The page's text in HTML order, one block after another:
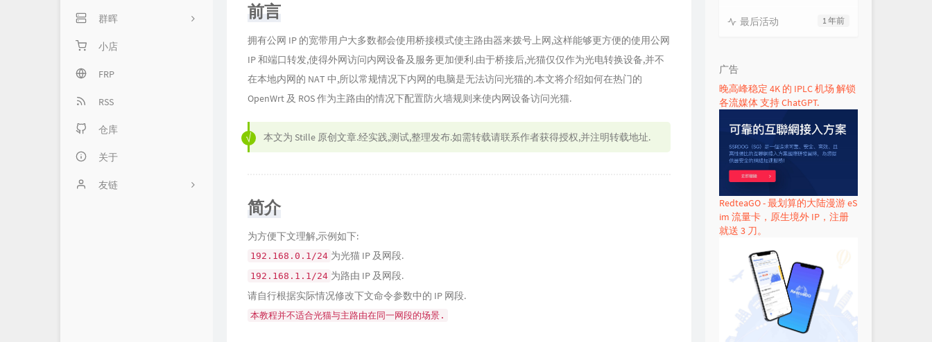
留言板
归档库
关于我
群晖
专栏首页
基础服务
网络服务
套件服务
高级服务
小店
FRP
RSS
仓库
关于
友链
前言
拥有公网 IP 的宽带用户大多数都会使用桥接模式使主路由器来拨号上网,这样能够更方便的使用公网
IP 和端口转发,使得外网访问内网设备及服务更加便利.由于桥接后,光猫仅仅作为光电转换设备,并不
在本地内网的 NAT 中,所以常规情况下内网的电脑是无法访问光猫的.本文将介绍如何在热门的
OpenWrt 及 ROS 作为主路由的情况下配置防火墙规则来使内网设备访问光猫.
本文为 Stille 原创文章.经实践,测试,整理发布.如需转载请联系作者获得授权,并注明转载地址.
简介
为方便下文理解,示例如下:
192.168.0.1/24 为光猫 IP 及网段.
192.168.1.1/24 为路由 IP 及网段.
请自行根据实际情况修改下文命令参数中的 IP 网段.
本教程并不适合光猫与主路由在同一网段的场景.
1 年前
最后活动
广告
晚高峰稳定 4K 的 IPLC 机场 解锁
各流媒体 支持 ChatGPT.
RedteaGO - 最划算的大陆漫游 eS
im 流量卡，原生境外 IP，注册
就送 3 刀。